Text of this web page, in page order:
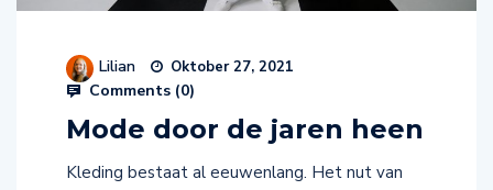
Lilian Oktober 27, 2021
Comments (0)
Mode door de jaren heen
Kleding bestaat al eeuwenlang. Het nut van